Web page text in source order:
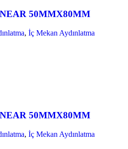
50MMX80MM
, İç Mekan Aydınlatma
50MMX80MM
, İç Mekan Aydınlatma